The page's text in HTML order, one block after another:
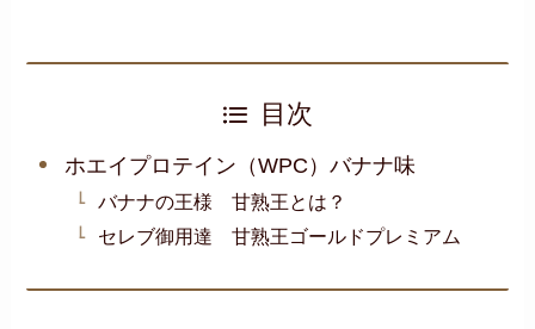
目次
ホエイプロテイン（WPC）バナナ味
バナナの王様 甘熟王とは？
セレブ御用達 甘熟王ゴールドプレミアム